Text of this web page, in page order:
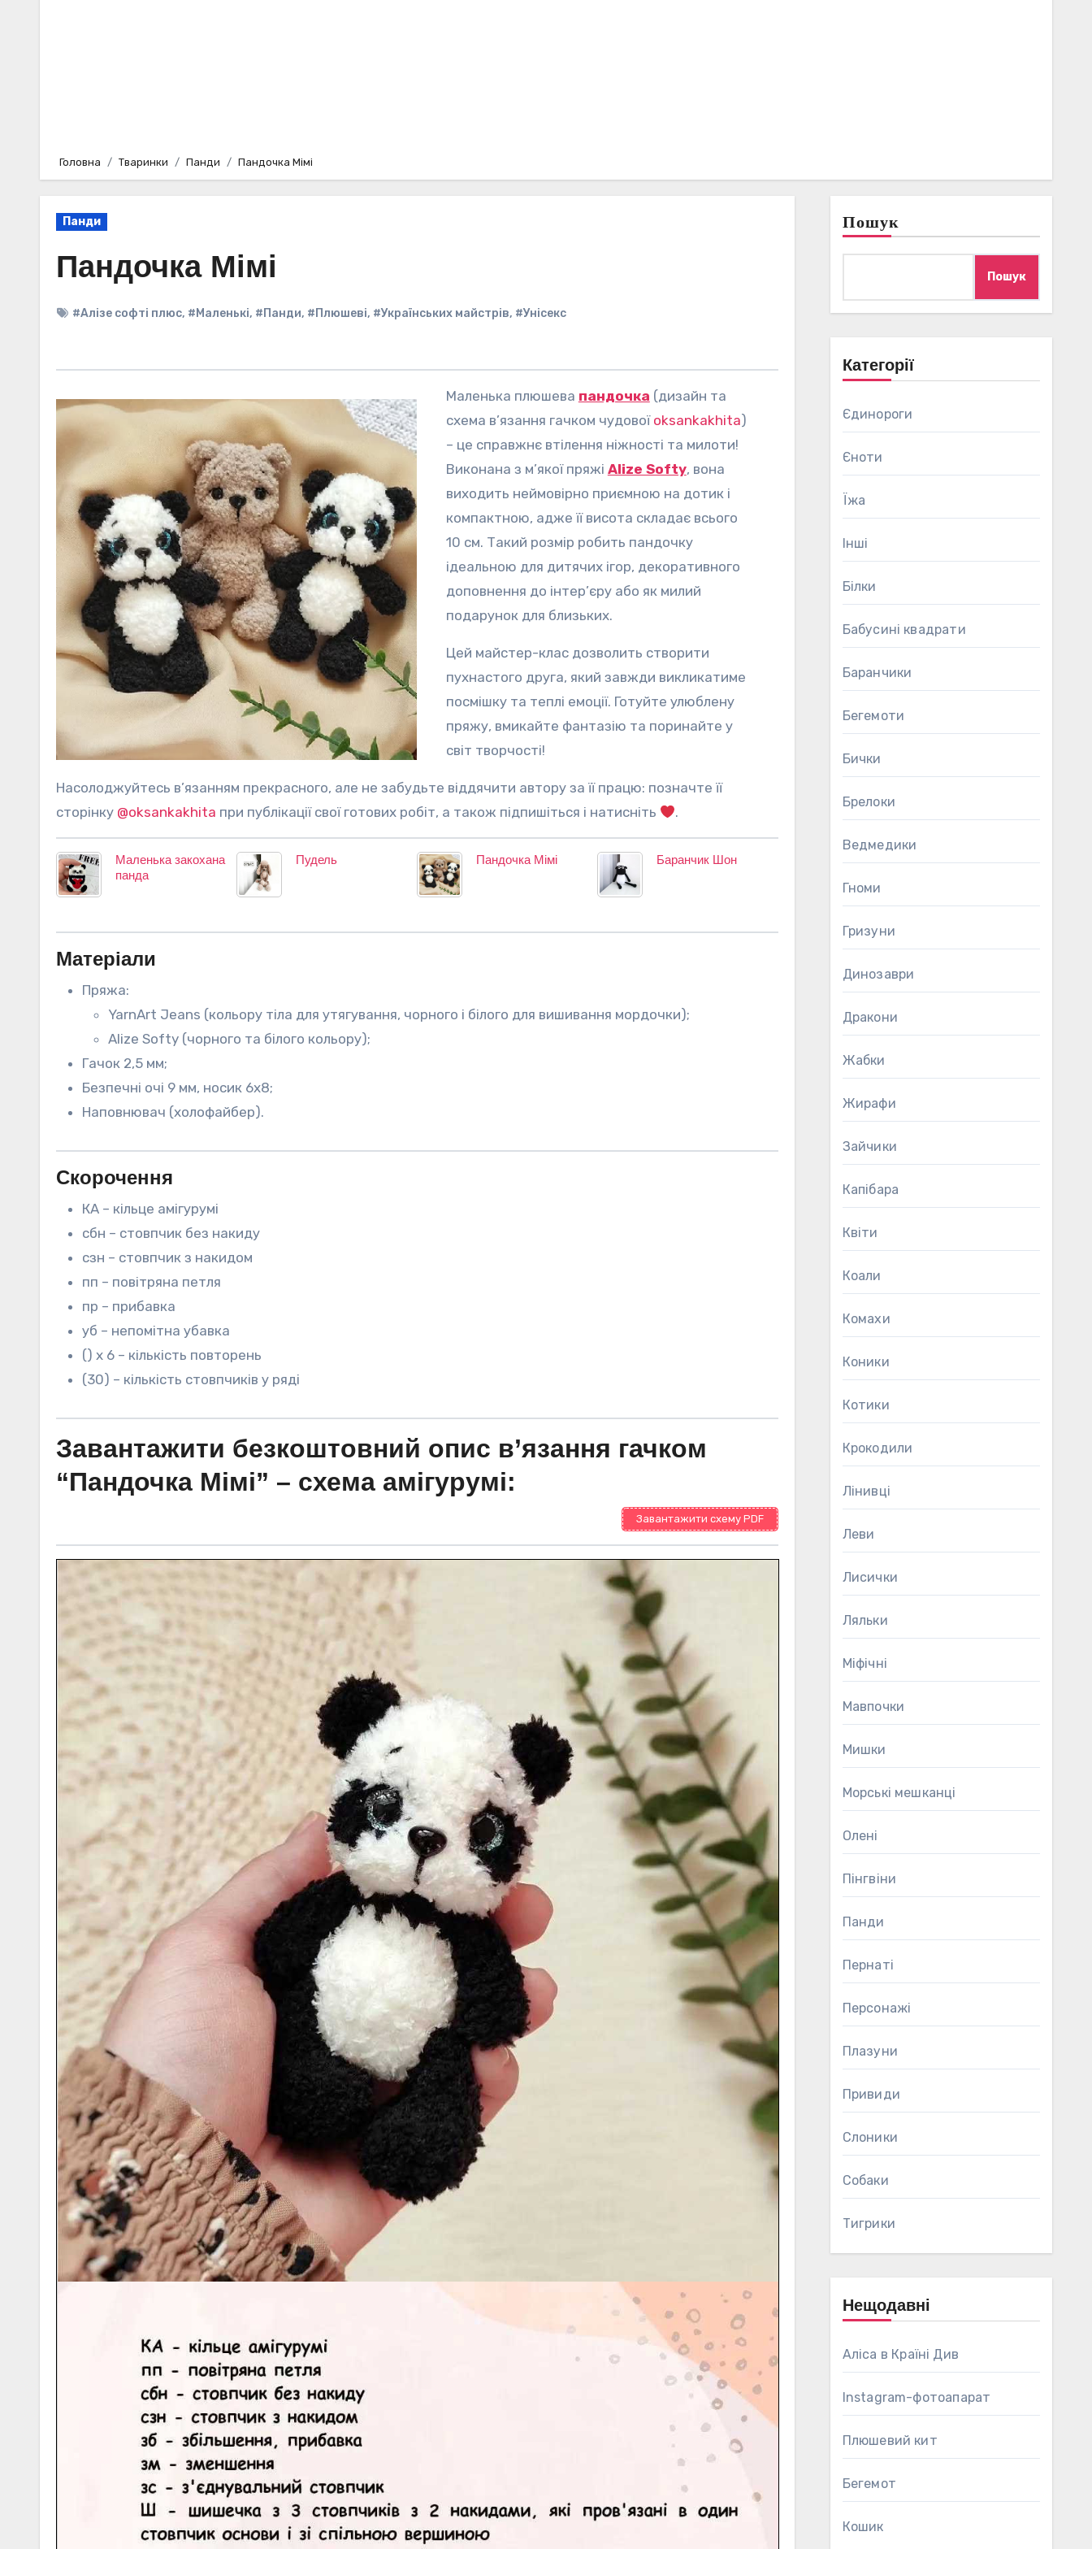
Головна Тваринки Панди Пандочка Мімі
Панди
Пандочка Мімі
#Алізе софті плюс, #Маленькі, #Панди, #Плюшеві, #Українських майстрів, #Унісекс
Маленька плюшева пандочка (дизайн та
схема в’язання гачком чудової oksankakhita)
– це справжнє втілення ніжності та милоти!
Виконана з м’якої пряжі Alize Softy, вона
виходить неймовірно приємною на дотик і
компактною, адже її висота складає всього
10 см. Такий розмір робить пандочку
ідеальною для дитячих ігор, декоративного
доповнення до інтер’єру або як милий
подарунок для близьких.
Цей майстер-клас дозволить створити
пухнастого друга, який завжди викликатиме
посмішку та теплі емоції. Готуйте улюблену
пряжу, вмикайте фантазію та поринайте у
світ творчості!
Насолоджуйтесь в’язанням прекрасного, але не забудьте віддячити автору за її працю: позначте її
сторінку @oksankakhita при публікації свої готових робіт, а також підпишіться і натисніть .
Маленька закохана
панда
Пудель Пандочка Мімі Баранчик Шон
Матеріали
Пряжа:
YarnArt Jeans (кольору тіла для утягування, чорного і білого для вишивання мордочки);
Alize Softy (чорного та білого кольору);
Гачок 2,5 мм;
Безпечні очі 9 мм, носик 6х8;
Наповнювач (холофайбер).
Скорочення
КА – кільце амігурумі
сбн – стовпчик без накиду
сзн – стовпчик з накидом
пп – повітряна петля
пр – прибавка
уб – непомітна убавка
() х 6 – кількість повторень
(30) – кількість стовпчиків у ряді
Завантажити безкоштовний опис в’язання гачком
“Пандочка Мімі” – схема амігурумі:
Завантажити схему PDF
Пошук
Пошук
Категорії
Єдинороги
Єноти
Їжа
Інші
Білки
Бабусині квадрати
Баранчики
Бегемоти
Бички
Брелоки
Ведмедики
Гноми
Гризуни
Динозаври
Дракони
Жабки
Жирафи
Зайчики
Капібара
Квіти
Коали
Комахи
Коники
Котики
Крокодили
Лінивці
Леви
Лисички
Ляльки
Міфічні
Мавпочки
Мишки
Морські мешканці
Олені
Пінгвіни
Панди
Пернаті
Персонажі
Плазуни
Привиди
Слоники
Собаки
Тигрики
Нещодавні
Аліса в Країні Див
Instagram-фотоапарат
Плюшевий кит
Бегемот
Кошик